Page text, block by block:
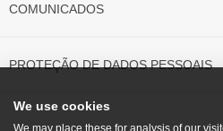
COMUNICADOS
PROTEÇÃO DE DADOS PESSOAIS
We use cookies
We may place these for analysis of our